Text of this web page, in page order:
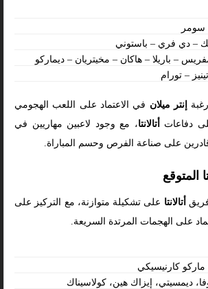
سومر
– دي فري – باستوني
– باريلا – هاكان – مخيتريان – ديماركو
– تورام
إنتر ميلان في الاعتماد على اللعب الهجومي
دفاعات
أتالانتا، مع وجود لاعبين مهاريين في
على صناعة الفرص وحسم المباراة.
المتوقع
أتالانتا على تشكيلة متوازنة، مع التركيز على
على الهجمات المرتدة السريعة.
ماركو كارنيسيكي
ديمسيتي، إيزاك هين، كولاسيناك